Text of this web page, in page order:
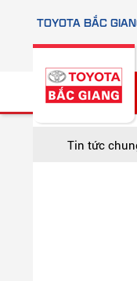
TOYOTA BẮC
Cứu hộ
Tin tức